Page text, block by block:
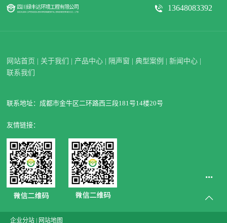
13648083392
网站首页 | 关于我们 | 产品中心 | 隔声窗 |典型案例 |新闻中心 |
联系我们
联系地址：成都市金牛区二环路西三段181号14楼20号
友情链接：
企业分站 | 网站地图